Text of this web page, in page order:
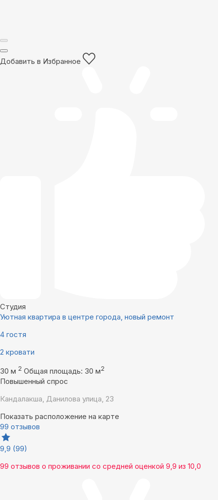
Добавить в Избранное
Студия
Уютная квартира в центре города, новый ремонт
4 гостя
2 кровати
30 м 2 Общая площадь: 30 м2
Повышенный спрос
Кандалакша, Данилова улица, 23
Показать расположение на карте
99 отзывов
9,9 (99)
99 отзывов о проживании со средней оценкой 9,9 из 10,0